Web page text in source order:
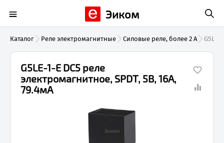
Эиком
Каталог Реле электромагнитные Силовые реле, более 2 А G5LE-
G5LE-1-E DC5 реле
электромагнитное, SPDT, 5В, 16А,
79.4мА